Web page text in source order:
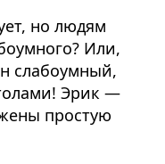
но людям
Или,
слабоумный,
Эрик —
простую